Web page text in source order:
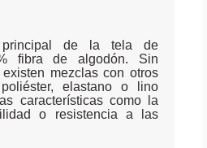
principal de la tela de
fibra de algodón. Sin
mezclas con otros
elastano o lino
características como la
o resistencia a las